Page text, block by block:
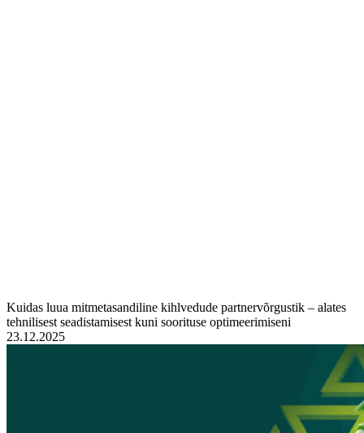
Kuidas luua mitmetasandiline kihlvedude partnervõrgustik – alates
tehnilisest seadistamisest kuni soorituse optimeerimiseni
23.12.2025